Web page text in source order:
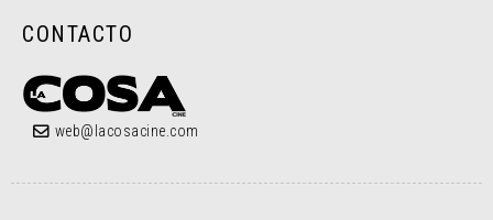
CONTACTO
web@lacosacine.com